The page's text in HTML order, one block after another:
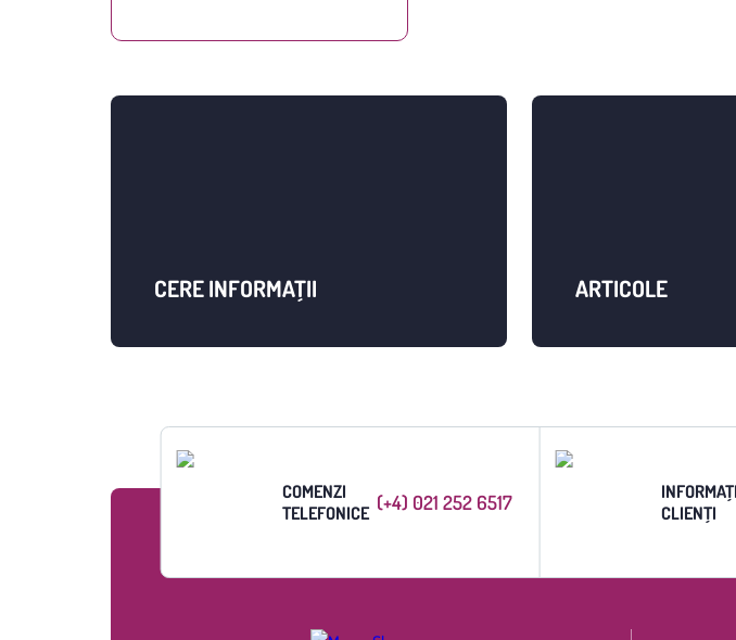
CERE INFORMAȚII ARTICOLE
COMENZI
TELEFONICE (+4) 021 252 6517
CLIENȚI